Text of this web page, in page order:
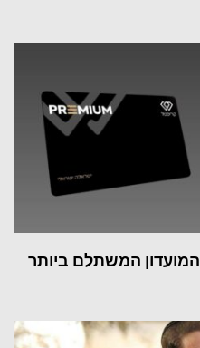
המשתלם ביותר